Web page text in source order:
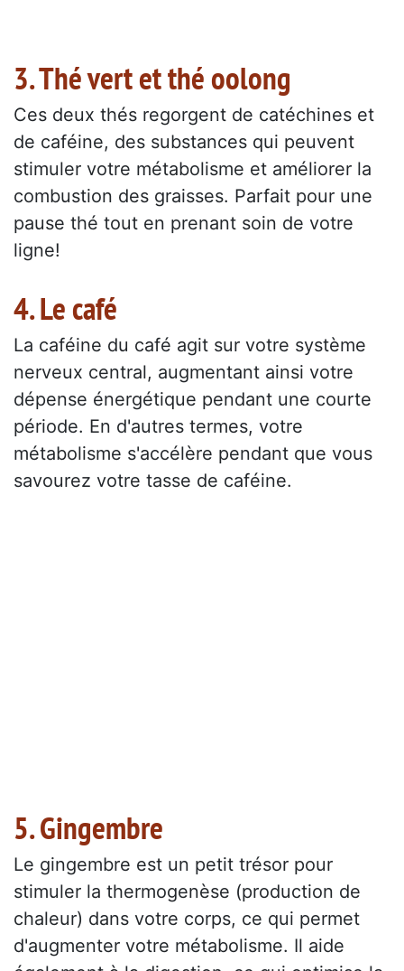
3. Thé vert et thé oolong
Ces deux thés regorgent de catéchines et
de caféine, des substances qui peuvent
stimuler votre métabolisme et améliorer la
combustion des graisses. Parfait pour une
pause thé tout en prenant soin de votre
ligne!
4. Le café
La caféine du café agit sur votre système
nerveux central, augmentant ainsi votre
dépense énergétique pendant une courte
période. En d'autres termes, votre
métabolisme s'accélère pendant que vous
savourez votre tasse de caféine.
5. Gingembre
Le gingembre est un petit trésor pour
stimuler la thermogenèse (production de
chaleur) dans votre corps, ce qui permet
d'augmenter votre métabolisme. Il aide